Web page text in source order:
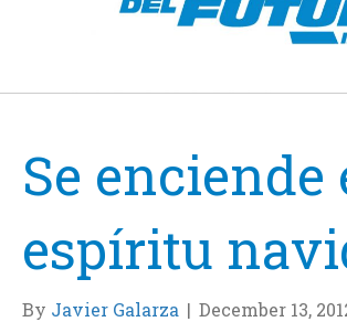
Se enciende
espíritu
By Javier Galarza | December 13,